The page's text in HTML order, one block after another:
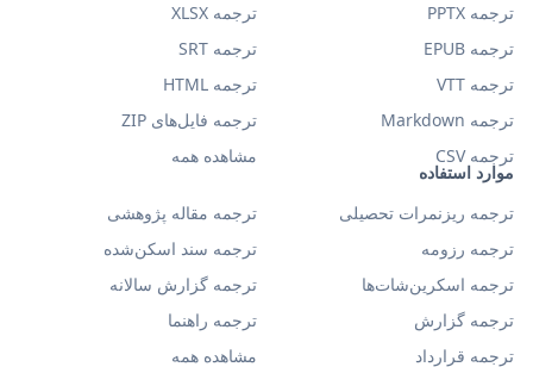
موارد استفاده
ترجمه ریزنمرات تحصیلی
ترجمه مقاله پژوهشی
ترجمه رزومه
ترجمه سند اسکن‌شده
ترجمه اسکرین‌شات‌ها
ترجمه گزارش سالانه
ترجمه گزارش
ترجمه راهنما
ترجمه قرارداد
مشاهده همه
ترجمه PPTX
ترجمه XLSX
ترجمه EPUB
ترجمه SRT
ترجمه VTT
ترجمه HTML
ترجمه Markdown
ترجمه فایل‌های ZIP
ترجمه CSV
مشاهده همه